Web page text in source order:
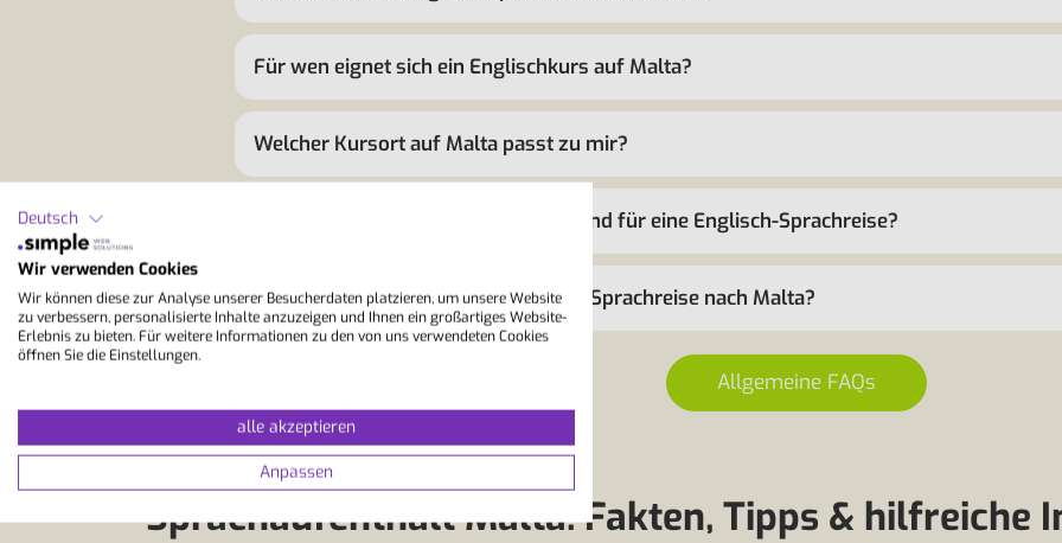
Für wen eignet sich ein Englischkurs auf Malta?
Welcher Kursort auf Malta passt zu mir?
Warum Malta statt England oder Irland für eine Englisch-Sprachreise?
Wann ist die beste Reisezeit für eine Sprachreise nach Malta?
Allgemeine FAQs
Sprachaufenthalt Malta: Fakten, Tipps & hilfreiche
Deutsch
Wir verwenden Cookies
Wir können diese zur Analyse unserer Besucherdaten platzieren, um unsere Website
zu verbessern, personalisierte Inhalte anzuzeigen und Ihnen ein großartiges Website-
Erlebnis zu bieten. Für weitere Informationen zu den von uns verwendeten Cookies
öffnen Sie die Einstellungen.
alle akzeptieren
Anpassen